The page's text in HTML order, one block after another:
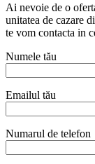
Ai nevoie de o
unitatea de cazare
te vom contacta in
Numele tău
Emailul tău
Numarul de telefon